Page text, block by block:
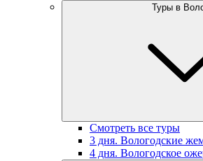
Туры в
Смотреть все туры
3 дня. Вологодские
4 дня. Вологодское